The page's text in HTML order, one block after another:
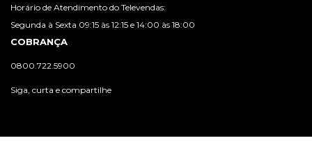
Horário de Atendimento do Televendas:
Segunda à Sexta 09:15 às 12:15 e 14:00 às 18:00
COBRANÇA
0800.722.5900
Siga, curta e compartilhe